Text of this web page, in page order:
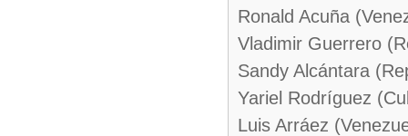
Ronald Acuña
Vladimir Guerrero
Sandy Alcántara
Yariel Rodríguez
Luis Arráez